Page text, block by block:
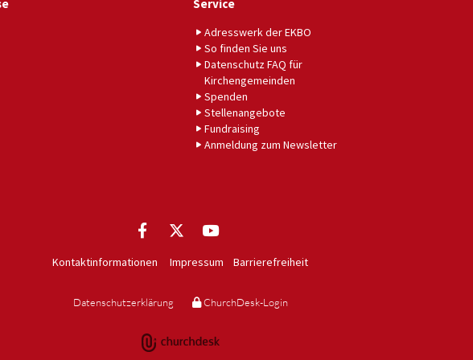
Service
Adresswerk der EKBO
So finden Sie uns
Datenschutz FAQ für
Kirchengemeinden
Spenden
Stellenangebote
Fundraising
Anmeldung zum Newsletter
Kontaktinformationen Impressum Barrierefreiheit
Datenschutzerklärung ChurchDesk-Login